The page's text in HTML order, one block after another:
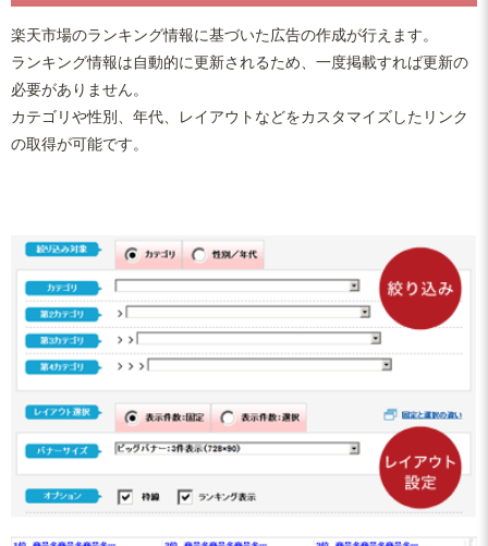
楽天市場のランキング情報に基づいた広告の作成が行えます。
ランキング情報は自動的に更新されるため、一度掲載すれば更新の
必要がありません。
カテゴリや性別、年代、レイアウトなどをカスタマイズしたリンク
の取得が可能です。